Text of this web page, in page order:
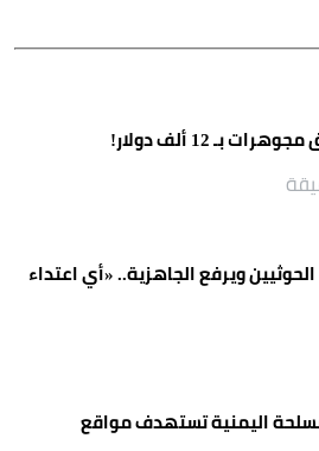
بـ 12 ألف دولار!
ويرفع الجاهزية.. «أي اعتداء
اليمنية تستهدف مواقع